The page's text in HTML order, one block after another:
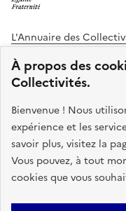
À propos des
Collectivités.
Bienvenue ! Nous
expérience et les
savoir plus, visitez la
Vous pouvez, à tout
cookies que vous
L'Annuaire des
Cohésion des
est disponible en
avec le système de
legifrance.gouv.fr
service-public.gouv.fr
Plan du site Accessibilite